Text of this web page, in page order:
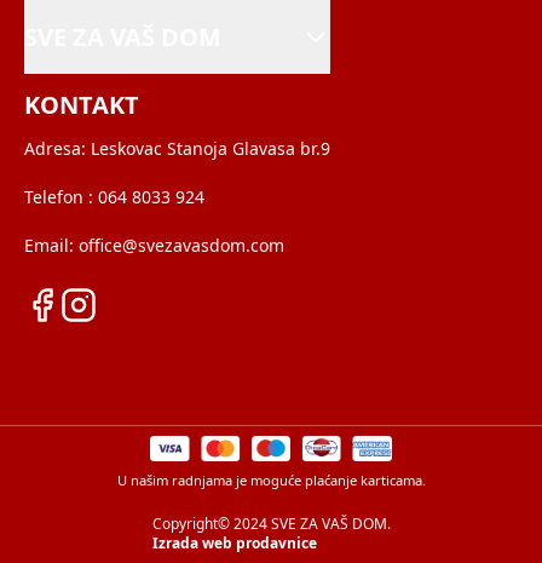
KONTAKT
Adresa: Leskovac Stanoja Glavasa br.9
Telefon : 064 8033 924
Email: office@svezavasdom.com
U našim radnjama je moguće plaćanje karticama.
Copyright© 2024 SVE ZA VAŠ DOM.
Izrada web prodavnice